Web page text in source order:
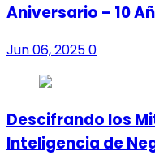
Aniversario – 10
Jun 06, 20250
Descifrando los
Inteligencia de